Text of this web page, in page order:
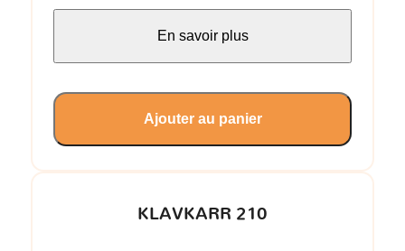
KLAVKARR 210
En savoir plus
Ajouter au panier